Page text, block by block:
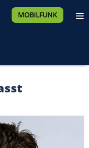
MOBILFUNK